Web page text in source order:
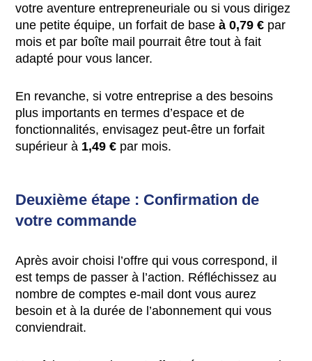
votre aventure entrepreneuriale ou si vous dirigez
une petite équipe, un forfait de baseà 0,79 € par
mois et par boîte mail pourrait être tout à fait
adapté pour vous lancer.
En revanche, si votre entreprise a des besoins
plus importants en termes d’espace et de
fonctionnalités, envisagez peut-être un forfait
supérieur à 1,49 € par mois.
Deuxième étape : Confirmation de
votre commande
Après avoir choisi l’offre qui vous correspond, il
est temps de passer à l’action. Réfléchissez au
nombre decomptes e-mail dont vous aurez
besoin et à la durée de l’abonnement qui vous
conviendrait.